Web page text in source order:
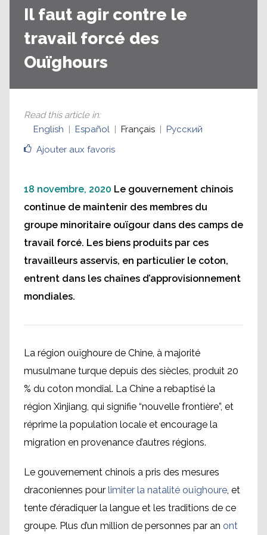
Il faut agir contre le
travail forcé des
Ouïghours
Ajouter aux favoris
Read this article in:
English
Español Français Русский
18 novembre, 2020 Le gouvernement chinois
continue de maintenir des membres du
groupe minoritaire ouïgour dans des camps de
travail forcé. Les biens produits par ces
travailleurs asservis, en particulier le coton,
entrent dans les chaînes d’approvisionnement
mondiales.
La région ouïghoure de Chine, à majorité
musulmane turque depuis des siècles, produit 20
% du coton mondial. La Chine a rebaptisé la
région Xinjiang, qui signifie “nouvelle frontière”, et
réprime la population locale et encourage la
migration en provenance d’autres régions.
Le gouvernement chinois a pris des mesures
draconiennes pour limiter la natalité ouïghoure, et
tente d’éradiquer la langue et les traditions de ce
groupe. Plus d’un million de personnes par an ont